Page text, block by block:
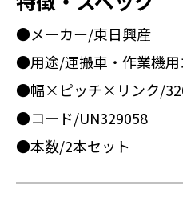
●メーカー/東日興産
●用途/運搬車・作業機用
●幅×ピッチ×リンク/
●コード/UN329058
●本数/2本セット